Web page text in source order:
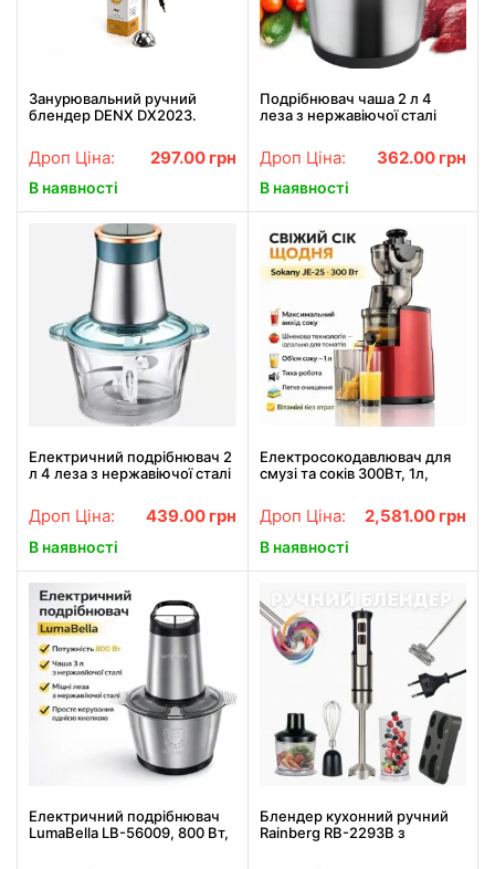
Занурювальний ручний
блендер DENX DX2023.
Дроп Ціна: 297.00 грн
В наявності
Подрібнювач чаша 2 л 4
леза з нержавіючої сталі
Дроп Ціна: 362.00 грн
В наявності
Електричний подрібнювач 2
л 4 леза з нержавіючої сталі
Дроп Ціна: 439.00 грн
В наявності
Електросокодавлювач для
смузі та соків 300Вт, 1л,
Соковидавлювач шнековий
для помідорів
Дроп Ціна: 2,581.00 грн
В наявності
Електричний подрібнювач
LumaBella LB-56009, 800 Вт,
подрібнювач / Компактний
Блендер кухонний ручний
Rainberg RB-2293B з
швидкостями потужністю